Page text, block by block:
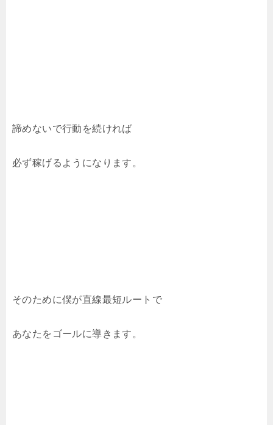
諦めないで行動を続ければ
必ず稼げるようになります。
そのために僕が直線最短ルートで
あなたをゴールに導きます。